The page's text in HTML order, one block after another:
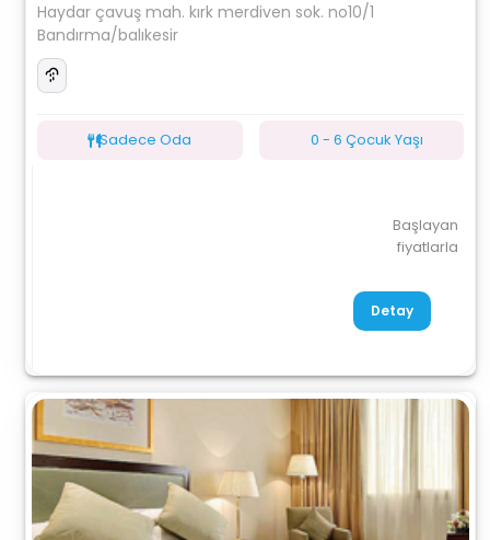
Haydar çavuş mah. kırk merdiven sok. no10/1
Bandırma/balıkesir
Sadece Oda 0 - 6 Çocuk Yaşı
Başlayan
fiyatlarla
Detay